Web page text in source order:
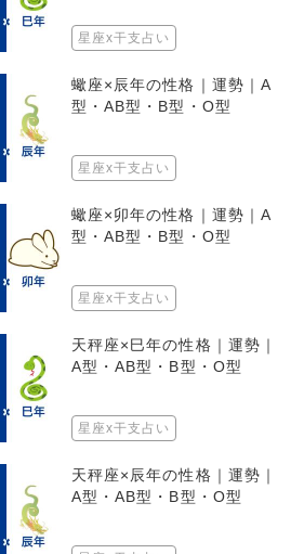
星座x干支占い
蠍座×辰年の性格｜運勢｜A
型・AB型・B型・O型
星座x干支占い
蠍座×卯年の性格｜運勢｜A
型・AB型・B型・O型
星座x干支占い
天秤座×巳年の性格｜運勢｜
A型・AB型・B型・O型
星座x干支占い
天秤座×辰年の性格｜運勢｜
A型・AB型・B型・O型